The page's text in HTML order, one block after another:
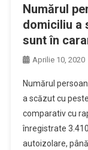
Numărul
domiciliu a
sunt în
Aprilie 10, 2020
Numărul
a scăzut cu
comparativ cu
înregistrate
autoizolare,